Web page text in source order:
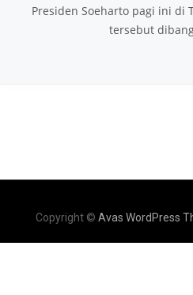
Presiden Soeharto pagi ini di
tersebut
Copyright © Avas WordPress